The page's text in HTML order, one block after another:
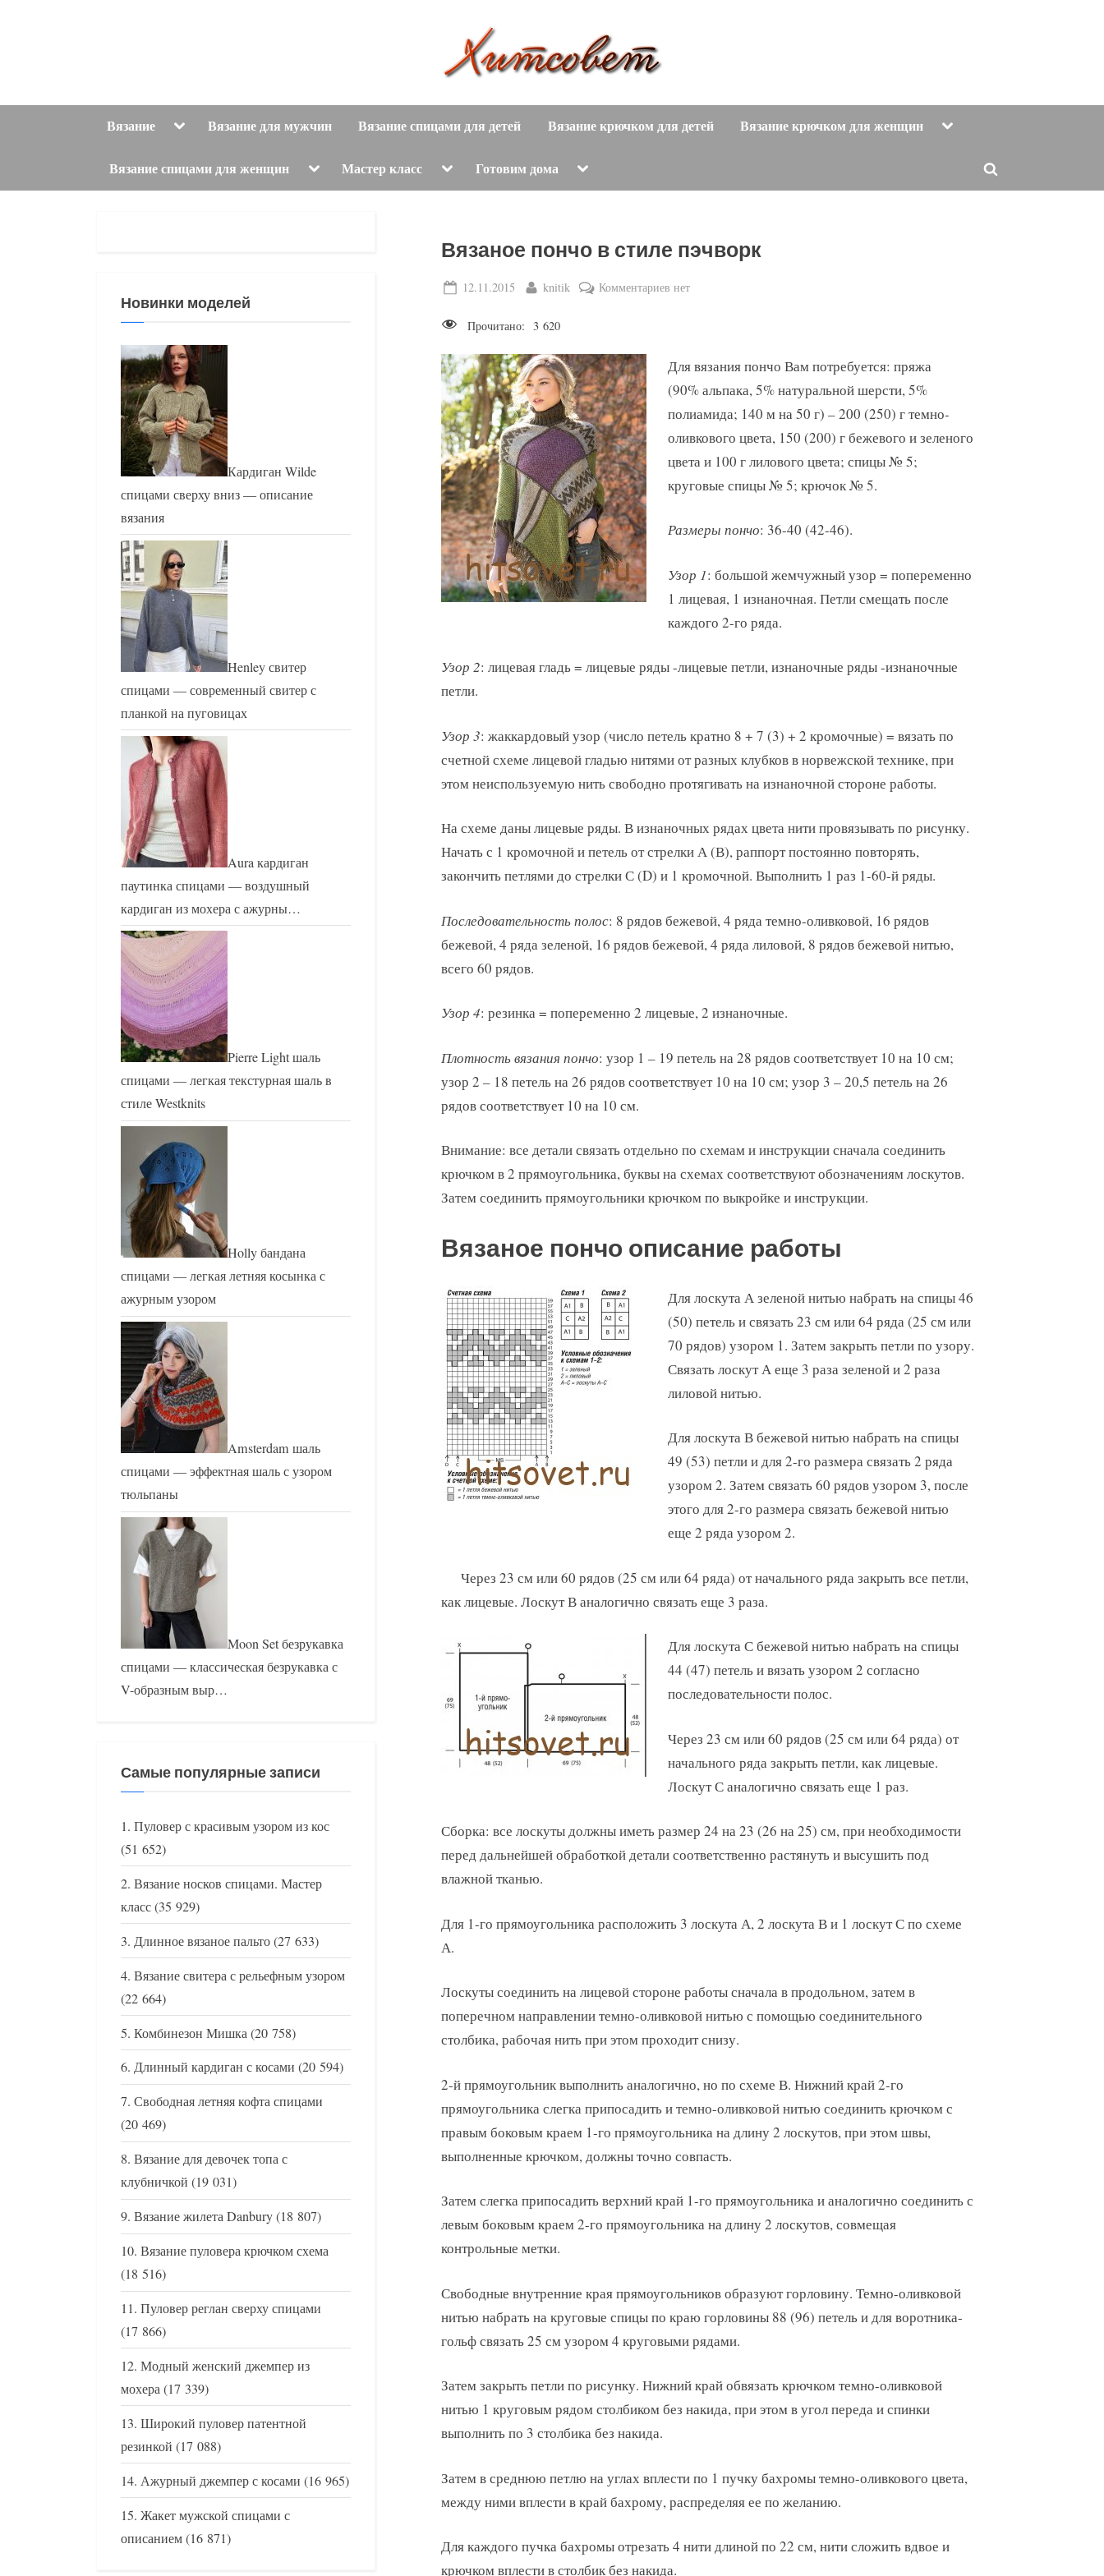
и
т
о
в
е
т
вязание
с
описанием
и
Вязание ToggleВязание для мужчин Вязание спицами для детей Вязание крючком для детей Вязание крючком для женщин Toggle
Вязание спицами для женщин Toggle
menu
Мастер класс Toggle
menu
Готовим дома Toggle
menu
Toggle
Вязаное пончо в стиле пэчворк
Posted
12.11.2015 By
knitik Комментариев к
в
стиле
пэчворк
нет
Прочитано: 3 620
Для вязания пончо Вам потребуется: пряжа
(90% альпака, 5% натуральной шерсти, 5%
полиамида; 140 м на 50 г) – 200 (250) г темно-
оливкового цвета, 150 (200) г бежевого и зеленого
цвета и 100 г лилового цвета; спицы № 5;
круговые спицы № 5; крючок № 5.
Размеры пончо: 36-40 (42-46).
Узор 1: большой жемчужный узор = попеременно
1 лицевая, 1 изнаночная. Петли смещать после
каждого 2-го ряда.
Узор 2: лицевая гладь = лицевые ряды -лицевые петли, изнаночные ряды -изнаночные
петли.
Узор 3: жаккардовый узор (число петель кратно 8 + 7 (3) + 2 кромочные) = вязать по
счетной схеме лицевой гладью нитями от разных клубков в норвежской технике, при
этом неиспользуемую нить свободно протягивать на изнаночной стороне работы.
На схеме даны лицевые ряды. В изнаночных рядах цвета нити провязывать по рисунку.
Начать с 1 кромочной и петель от стрелки А (В), раппорт постоянно повторять,
закончить петлями до стрелки С (D) и 1 кромочной. Выполнить 1 раз 1-60-й ряды.
Последовательность полос: 8 рядов бежевой, 4 ряда темно-оливковой, 16 рядов
бежевой, 4 ряда зеленой, 16 рядов бежевой, 4 ряда лиловой, 8 рядов бежевой нитью,
всего 60 рядов.
Узор 4: резинка = попеременно 2 лицевые, 2 изнаночные.
Плотность вязания пончо: узор 1 – 19 петель на 28 рядов соответствует 10 на 10 см;
узор 2 – 18 петель на 26 рядов соответствует 10 на 10 см; узор 3 – 20,5 петель на 26
рядов соответствует 10 на 10 см.
Внимание: все детали связать отдельно по схемам и инструкции сначала соединить
крючком в 2 прямоугольника, буквы на схемах соответствуют обозначениям лоскутов.
Затем соединить прямоугольники крючком по выкройке и инструкции.
Вязаное пончо описание работы
Для лоскута А зеленой нитью набрать на спицы 46
(50) петель и связать 23 см или 64 ряда (25 см или
70 рядов) узором 1. Затем закрыть петли по узору.
Связать лоскут А еще 3 раза зеленой и 2 раза
лиловой нитью.
Для лоскута В бежевой нитью набрать на спицы
49 (53) петли и для 2-го размера связать 2 ряда
узором 2. Затем связать 60 рядов узором 3, после
этого для 2-го размера связать бежевой нитью
еще 2 ряда узором 2.
Через 23 см или 60 рядов (25 см или 64 ряда) от начального ряда закрыть все петли,
как лицевые. Лоскут В аналогично связать еще 3 раза.
Для лоскута С бежевой нитью набрать на спицы
44 (47) петель и вязать узором 2 согласно
последовательности полос.
Через 23 см или 60 рядов (25 см или 64 ряда) от
начального ряда закрыть петли, как лицевые.
Лоскут С аналогично связать еще 1 раз.
Сборка: все лоскуты должны иметь размер 24 на 23 (26 на 25) см, при необходимости
перед дальнейшей обработкой детали соответственно растянуть и высушить под
влажной тканью.
Для 1-го прямоугольника расположить 3 лоскута А, 2 лоскута В и 1 лоскут С по схеме
А.
Лоскуты соединить на лицевой стороне работы сначала в продольном, затем в
поперечном направлении темно-оливковой нитью с помощью соединительного
столбика, рабочая нить при этом проходит снизу.
2-й прямоугольник выполнить аналогично, но по схеме В. Нижний край 2-го
прямоугольника слегка припосадить и темно-оливковой нитью соединить крючком с
правым боковым краем 1-го прямоугольника на длину 2 лоскутов, при этом швы,
выполненные крючком, должны точно совпасть.
Затем слегка припосадить верхний край 1-го прямоугольника и аналогично соединить с
левым боковым краем 2-го прямоугольника на длину 2 лоскутов, совмещая
контрольные метки.
Свободные внутренние края прямоугольников образуют горловину. Темно-оливковой
нитью набрать на круговые спицы по краю горловины 88 (96) петель и для воротника-
гольф связать 25 см узором 4 круговыми рядами.
Затем закрыть петли по рисунку. Нижний край обвязать крючком темно-оливковой
нитью 1 круговым рядом столбиком без накида, при этом в угол переда и спинки
выполнить по 3 столбика без накида.
Затем в среднюю петлю на углах вплести по 1 пучку бахромы темно-оливкового цвета,
между ними вплести в край бахрому, распределяя ее по желанию.
Для каждого пучка бахромы отрезать 4 нити длиной по 22 см, нити сложить вдвое и
крючком вплести в столбик без накида.
Новинки моделей
Кардиган Wilde
спицами сверху вниз — описание
вязания
Henley свитер
спицами — современный свитер с
планкой на пуговицах
Aura кардиган
паутинка спицами — воздушный
кардиган из мохера с ажурны…
Pierre Light шаль
спицами — легкая текстурная шаль в
стиле Westknits
Holly бандана
спицами — легкая летняя косынка с
ажурным узором
Amsterdam шаль
спицами — эффектная шаль с узором
тюльпаны
Moon Set безрукавка
спицами — классическая безрукавка с
V-образным выр…
Самые популярные записи
Пуловер с красивым узором из кос
(51 652)
Вязание носков спицами. Мастер
класс(35 929)
Длинное вязаное пальто(27 633)
Вязание свитера с рельефным узором
(22 664)
Комбинезон Мишка(20 758)
Длинный кардиган с косами (20 594)
Свободная летняя кофта спицами
(20 469)
Вязание для девочек топа с
клубничкой (19 031)
Вязание жилета Danbury(18 807)
Вязание пуловера крючком схема
(18 516)
Пуловер реглан сверху спицами
(17 866)
Модный женский джемпер из
мохера(17 339)
Широкий пуловер патентной
резинкой (17 088)
Ажурный джемпер с косами (16 965)
Жакет мужской спицами с
описанием(16 871)